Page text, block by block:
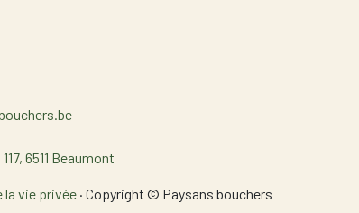
6511 Beaumont
la vie privée · Copyright © Paysans bouchers